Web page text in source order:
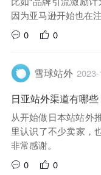
因为亚马逊开始也在
0
0
雪球站外
日亚站外渠道有哪
从开始做日本站站外
里认识了不少卖家，
非常感谢。
0
0